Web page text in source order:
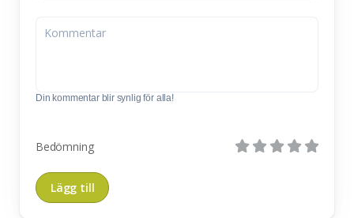
Din kommentar blir synlig för alla!
Bedömning